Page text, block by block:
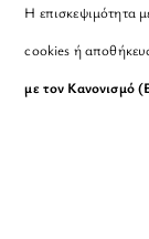
Η επισκεψιμότητα
cookies ή
με τον Κανονισμό